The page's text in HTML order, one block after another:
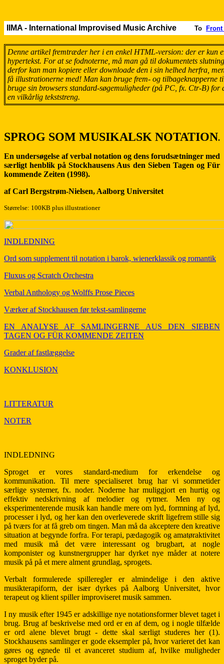
IIMA - International Improvised Music Archive To Front
Denne artikel fremtræder her i en enkel HTML-version: der er kun
hypertekst. For at se fodnoterne, må man gå til dokumentets
derfor kan man kopiere eller downloade den i sin helhed herfra,
få illustrationerne med! Man kan bruge frem- og tilbageknapperne
bruge sin browsers standard-søgemuligheder (på PC, fx. Ctr-B) for
en vilkårlig tekststreng.
SPROG SOM MUSIKALSK NOTATION.
En undersøgelse af verbal notation og dens forudsætninger med
særligt henblik på Stockhausens Aus den Sieben Tagen og Für
kommende Zeiten (1998).
af Carl Bergstrøm-Nielsen, Aalborg Universitet
Størrelse: 100KB plus illustrationer
INDLEDNING
Ord som supplement til notation i barok, wienerklassik og romantik
Fluxus og Scratch Orchestra
Verbal Anthology og Wolffs Prose Pieces
Værker af Stockhausen før tekst-samlingerne
EN ANALYSE AF SAMLINGERNE AUS DEN SIEBEN
TAGEN OG FÜR KOMMENDE ZEITEN
Grader af fastlæggelse
KONKLUSION
LITTERATUR
NOTER
INDLEDNING
Sproget er vores standard-medium for erkendelse og
kommunikation. Til mere specialiseret brug har vi sommetider
særlige systemer, fx. noder. Noderne har muliggjort en hurtig og
effektiv nedskrivning af melodier og rytmer. Men ny og
eksperimenterende musik kan handle mere om lyd, formning af lyd,
processer i lyd, og her kan den overleverede skrift ligefrem stille sig
på tværs for at få greb om tingen. Man må da akceptere den kreative
situation at begynde forfra. For terapi, pædagogik og amatøraktivitet
med musik må det være interessant og brugbart, at nogle
komponister og kunstnergrupper har dyrket nye måder at notere
musik på på et mere alment grundlag, sprogets.
Verbalt formulerede spilleregler er almindelige i den aktive
musikterapiform, der især dyrkes på Aalborg Universitet, hvor
terapeut og klient spiller improviseret musik sammen.
I ny musik efter 1945 er adskillige nye notationsformer blevet taget i
brug. Brug af beskrivelse med ord er en af dem, og i nogle tilfælde
er ord alene blevet brugt - dette skal særligt studeres her (1).
Stockhausens samlinger er gode eksempler på, hvor varieret det kan
gøres og egnede til et avanceret studium af, hvilke muligheder
sproget byder på.